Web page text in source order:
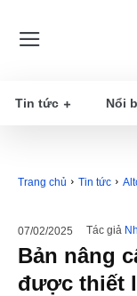
Tin tức Nổi
Trang chủ Tin tức
07/02/2025 Tác giả
Bản nâng
được thiết